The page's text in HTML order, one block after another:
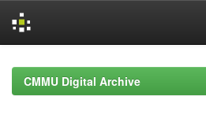
navigationCMMU Digital Archive